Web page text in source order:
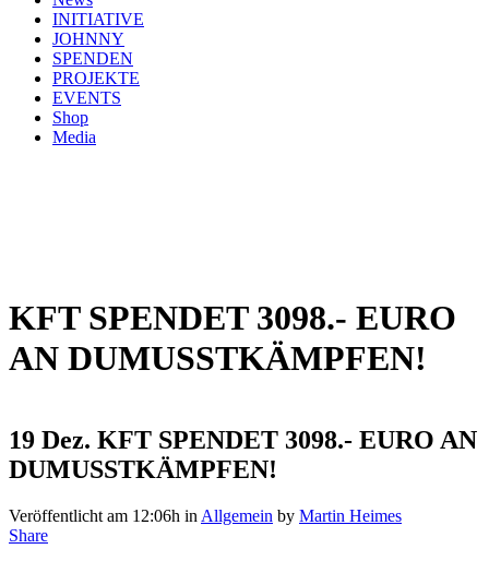
INITIATIVE
JOHNNY
SPENDEN
PROJEKTE
EVENTS
Shop
Media
KFT SPENDET 3098.- EURO
AN DUMUSSTKÄMPFEN!
19 Dez. KFT SPENDET 3098.- EURO AN
DUMUSSTKÄMPFEN!
Veröffentlicht am 12:06h in Allgemein by Martin Heimes
Share